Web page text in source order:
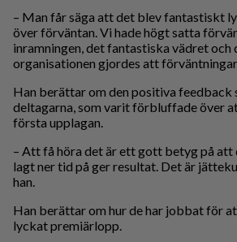
– Man får säga att det blev fantastiskt
över förväntan. Vi hade högt satta
inramningen, det fantastiska vädret och
organisationen gjordes att
Han berättar om den positiva feedback
deltagarna, som varit förbluffade över
första upplagan.
– Att få höra det är ett gott betyg på att
lagt ner tid på ger resultat. Det är
han.
Han berättar om hur de har jobbat för
lyckat premiärlopp.